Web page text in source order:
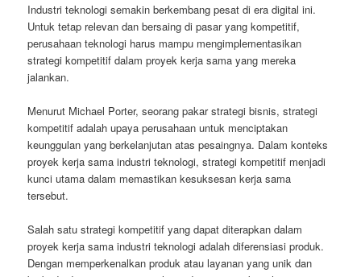
Industri teknologi semakin berkembang pesat di era digital ini.
Untuk tetap relevan dan bersaing di pasar yang kompetitif,
perusahaan teknologi harus mampu mengimplementasikan
strategi kompetitif dalam proyek kerja sama yang mereka
jalankan.
Menurut Michael Porter, seorang pakar strategi bisnis, strategi
kompetitif adalah upaya perusahaan untuk menciptakan
keunggulan yang berkelanjutan atas pesaingnya. Dalam konteks
proyek kerja sama industri teknologi, strategi kompetitif menjadi
kunci utama dalam memastikan kesuksesan kerja sama
tersebut.
Salah satu strategi kompetitif yang dapat diterapkan dalam
proyek kerja sama industri teknologi adalah diferensiasi produk.
Dengan memperkenalkan produk atau layanan yang unik dan